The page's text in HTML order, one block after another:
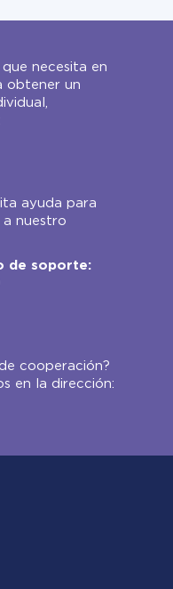
necesita en
obtener un
ayuda para
a nuestro
de soporte:
cooperación?
en la dirección: